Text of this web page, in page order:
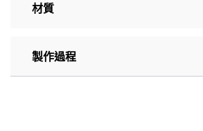
材質
製作過程